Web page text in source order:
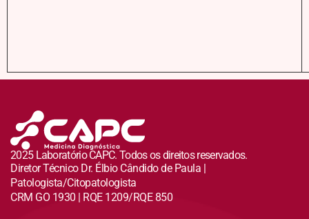
2025 Laboratório CAPC. Todos os direitos reservados.
Diretor Técnico Dr. Élbio Cândido de Paula |
Patologista/Citopatologista
CRM GO 1930 | RQE 1209/RQE 850